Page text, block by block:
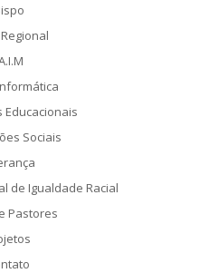
Educacionais
Sociais
de Igualdade Racial
Pastores